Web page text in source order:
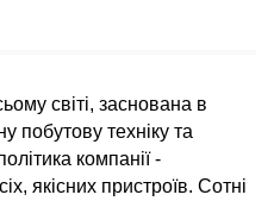
світі, заснована в
побутову техніку та
компанії -
якісних пристроїв. Сотні